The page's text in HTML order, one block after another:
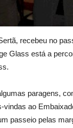
recebeu no
Glass está a
paragens,
ao
passeio pelas